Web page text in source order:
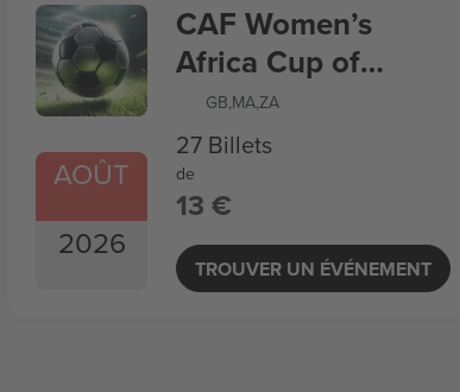
AOÛT
2026
CAF Women’s
Africa Cup of
Nations
GB,MA,ZA
27 Billets
de
13 €
TROUVER UN ÉVÉNEMENT